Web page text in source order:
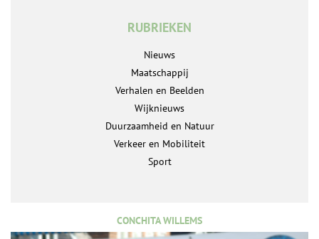
RUBRIEKEN
Nieuws
Maatschappij
Verhalen en Beelden
Wijknieuws
Duurzaamheid en Natuur
Verkeer en Mobiliteit
Sport
CONCHITA WILLEMS